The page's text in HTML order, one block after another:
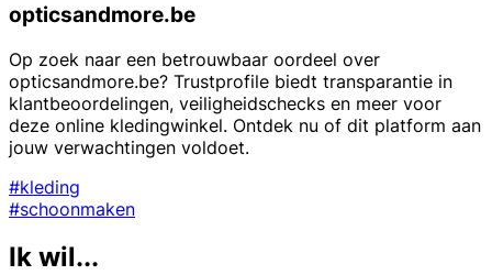
opticsandmore.be
Op zoek naar een betrouwbaar oordeel over
opticsandmore.be? Trustprofile biedt transparantie in
klantbeoordelingen, veiligheidschecks en meer voor
deze online kledingwinkel. Ontdek nu of dit platform aan
jouw verwachtingen voldoet.
#kleding
#schoonmaken
Ik wil...